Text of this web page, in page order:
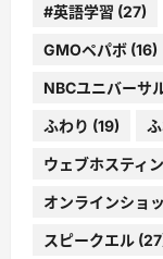
#英語学習 (27)
GMOペパボ (16)
NBCユニバーサ
ふわり (19)
ウェブホスティ
オンラインショ
スピークエル